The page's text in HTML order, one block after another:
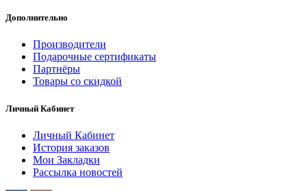
Дополнительно
Производители
Подарочные сертификаты
Партнёры
Товары со скидкой
Личный Кабинет
Личный Кабинет
История заказов
Мои Закладки
Рассылка новостей